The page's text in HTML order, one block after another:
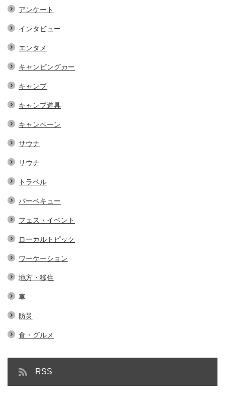
アンケート
インタビュー
エンタメ
キャンピングカー
キャンプ
キャンプ道具
キャンペーン
サウナ
サウナ
トラベル
バーベキュー
フェス・イベント
ローカルトピック
ワーケーション
地方・移住
車
防災
食・グルメ
RSS